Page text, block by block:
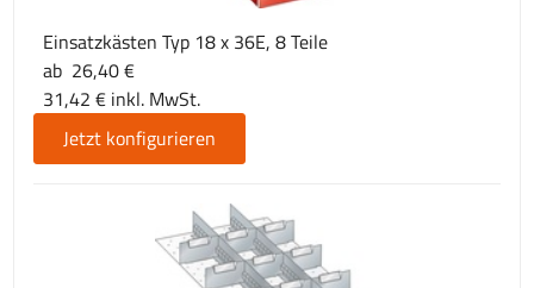
Einsatzkästen Typ 18 x 36E, 8 Teile
ab 26,40 €
31,42 € inkl. MwSt.
Jetzt konfigurieren